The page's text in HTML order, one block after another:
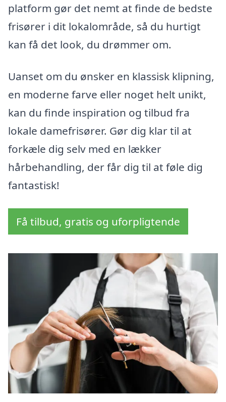
platform gør det nemt at finde de bedste
frisører i dit lokalområde, så du hurtigt
kan få det look, du drømmer om.
Uanset om du ønsker en klassisk klipning,
en moderne farve eller noget helt unikt,
kan du finde inspiration og tilbud fra
lokale damefrisører. Gør dig klar til at
forkæle dig selv med en lækker
hårbehandling, der får dig til at føle dig
fantastisk!
Få tilbud, gratis og uforpligtende